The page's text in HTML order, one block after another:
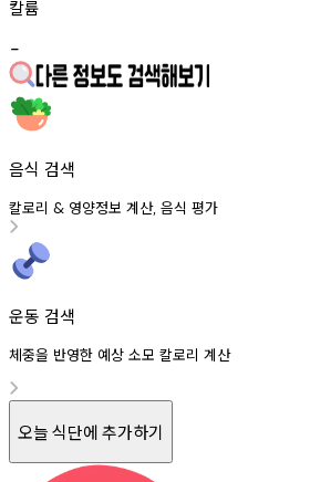
칼륨
-
음식 검색
칼로리 & 영양정보 계산, 음식 평가
운동 검색
체중을 반영한 예상 소모 칼로리 계산
오늘 식단에 추가하기